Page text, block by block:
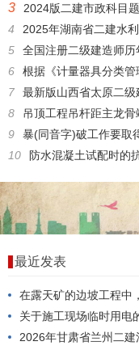
3
2024版二建市政科目
4
2025年湖南省二建水
5
全国注册二级建造师历
6
根据《计量器具分类管理办
7
最新版山西省太原二
8
吊顶工程吊杆距主龙骨
9
暴(同音字)破工作要取
10
防水混凝土试配时的
最近发表
在露天矿的边坡工程中
关于施工现场临时用电
2026年甘肃省兰州二